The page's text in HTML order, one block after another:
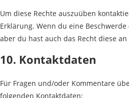
Um diese Rechte auszuüben
Erklärung. Wenn du eine
aber du hast auch das Recht diese
10. Kontaktdaten
Für Fragen und/oder Kommentare
folgenden Kontaktdaten: